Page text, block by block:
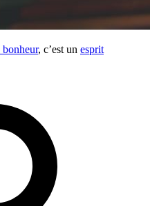
bonheur, c’est un esprit